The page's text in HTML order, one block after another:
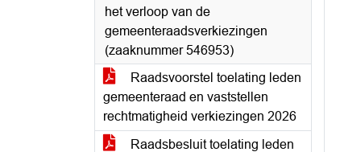
het verloop van de
gemeenteraadsverkiezingen
(zaaknummer 546953)
Raadsvoorstel toelating leden
gemeenteraad en vaststellen
rechtmatigheid verkiezingen 2026
Raadsbesluit toelating leden